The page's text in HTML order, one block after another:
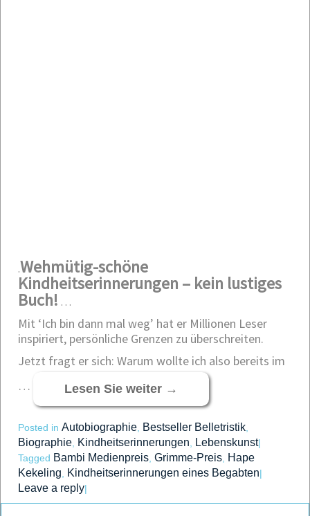
.Wehmütig-schöne
Kindheitserinnerungen – kein lustiges
Buch! …
Mit ‘Ich bin dann mal weg’ hat er Millionen Leser
inspiriert, persönliche Grenzen zu überschreiten.
Jetzt fragt er sich: Warum wollte ich also bereits im
…
Lesen Sie weiter →
Posted in Autobiographie Bestseller Belletristik
Biographie Kindheitserinnerungen Lebenskunst|
Tagged Bambi Medienpreis Grimme-Preis Hape
Kekeling
Kindheitserinnerungen eines Begabten|
Leave a reply|